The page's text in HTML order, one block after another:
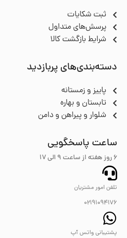
ثبت شکایات
پرسش‌های متداول
شرایط بازگشت کالا
دسته‌بندی‌های پربازدید
پاییز و زمستانه
تابستان و بهاره
شلوار و پیراهن و دامن
ساعت پاسخگویی
6 روز هفته از ساعت ۹ الی 17
تلفن امور مشتریان
02191094176
پشتیبانی واتس آپ